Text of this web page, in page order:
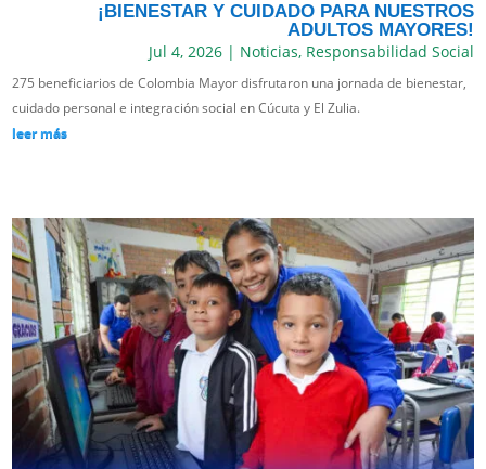
¡BIENESTAR Y CUIDADO PARA NUESTROS
ADULTOS MAYORES!
Jul 4, 2026| Noticias, Responsabilidad Social
275 beneficiarios de Colombia Mayor disfrutaron una jornada de bienestar,
cuidado personal e integración social en Cúcuta y El Zulia.
leer más